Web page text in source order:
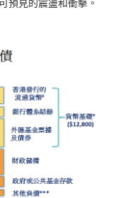
預見的震盪和衝擊。